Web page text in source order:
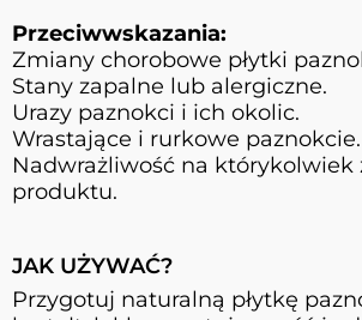
Przeciwwskazania:
Zmiany chorobowe płytki
Stany zapalne lub alergiczne.
Urazy paznokci i ich okolic.
Wrastające i rurkowe paznokcie.
Nadwrażliwość na którykolwiek
produktu.
JAK UŻYWAĆ?
Przygotuj naturalną płytkę